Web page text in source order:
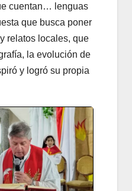
cuentan… lenguas
que busca poner
relatos locales, que
la evolución de
y logró su propia